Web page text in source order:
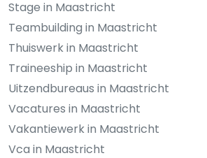
Stage in Maastricht
Teambuilding in Maastricht
Thuiswerk in Maastricht
Traineeship in Maastricht
Uitzendbureaus in Maastricht
Vacatures in Maastricht
Vakantiewerk in Maastricht
Vca in Maastricht